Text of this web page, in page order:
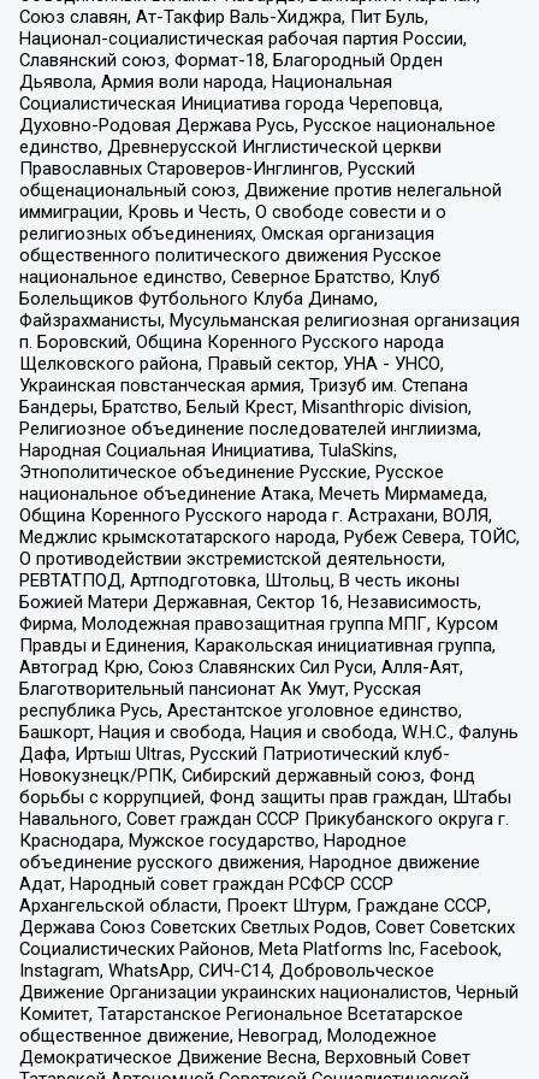
Союз славян, Ат-Такфир Валь-Хиджра, Пит Буль,
Национал-социалистическая рабочая партия России,
Славянский союз, Формат-18, Благородный Орден
Дьявола, Армия воли народа, Национальная
Социалистическая Инициатива города Череповца,
Духовно-Родовая Держава Русь, Русское национальное
единство, Древнерусской Инглистической церкви
Православных Староверов-Инглингов, Русский
общенациональный союз, Движение против нелегальной
иммиграции, Кровь и Честь, О свободе совести и о
религиозных объединениях, Омская организация
общественного политического движения Русское
национальное единство, Северное Братство, Клуб
Болельщиков Футбольного Клуба Динамо,
Файзрахманисты, Мусульманская религиозная организация
п. Боровский, Община Коренного Русского народа
Щелковского района, Правый сектор, УНА - УНСО,
Украинская повстанческая армия, Тризуб им. Степана
Бандеры, Братство, Белый Крест, Misanthropic division,
Религиозное объединение последователей инглиизма,
Народная Социальная Инициатива, TulaSkins,
Этнополитическое объединение Русские, Русское
национальное объединение Атака, Мечеть Мирмамеда,
Община Коренного Русского народа г. Астрахани, ВОЛЯ,
Меджлис крымскотатарского народа, Рубеж Севера, ТОЙС,
О противодействии экстремистской деятельности,
РЕВТАТПОД, Артподготовка, Штольц, В честь иконы
Божией Матери Державная, Сектор 16, Независимость,
Фирма, Молодежная правозащитная группа МПГ, Курсом
Правды и Единения, Каракольская инициативная группа,
Автоград Крю, Союз Славянских Сил Руси, Алля-Аят,
Благотворительный пансионат Ак Умут, Русская
республика Русь, Арестантское уголовное единство,
Башкорт, Нация и свобода, Нация и свобода, W.H.С., Фалунь
Дафа, Иртыш Ultras, Русский Патриотический клуб-
Новокузнецк/РПК, Сибирский державный союз, Фонд
борьбы с коррупцией, Фонд защиты прав граждан, Штабы
Навального, Совет граждан СССР Прикубанского округа г.
Краснодара, Мужское государство, Народное
объединение русского движения, Народное движение
Адат, Народный совет граждан РСФСР СССР
Архангельской области, Проект Штурм, Граждане СССР,
Держава Союз Советских Светлых Родов, Совет Советских
Социалистических Районов, Meta Platforms Inc, Facebook,
Instagram, WhatsApp, СИЧ-С14, Добровольческое
Движение Организации украинских националистов, Черный
Комитет, Татарстанское Региональное Всетатарское
общественное движение, Невоград, Молодежное
Демократическое Движение Весна, Верховный Совет